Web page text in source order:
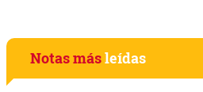
Notas másleídas